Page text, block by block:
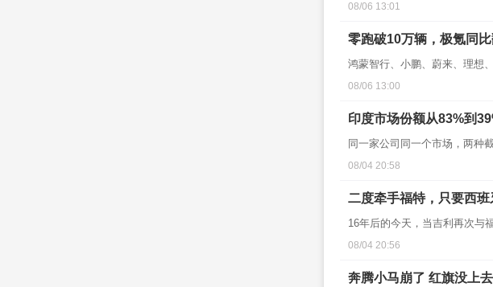
08/06 13:01
零跑破10万辆，极氪同
鸿蒙智行、小鹏、蔚来、理想
08/06 13:00
印度市场份额从83%到
同一家公司同一个市场，两种
08/04 20:58
二度牵手福特，只要西
16年后的今天，当吉利再次与
08/04 20:56
奔腾小马崩了 红旗没上